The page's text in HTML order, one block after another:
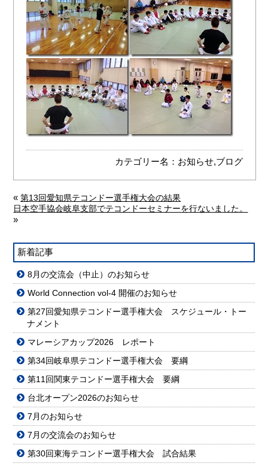
カテゴリー名： お知らせ ブログ
«第13回愛知県テコンドー選手権大会の結果
日本空手協会岐阜支部でテコンドーセミナーを行ないました。
»
新着記事
8月の交流会（中止）のお知らせ
World Connection vol-4 開催のお知らせ
第27回愛知県テコンドー選手権大会 スケジュール・トー
ナメント
マレーシアカップ2026 レポート
第34回岐阜県テコンドー選手権大会 要綱
第11回関東テコンドー選手権大会 要綱
台北オープン2026のお知らせ
7月のお知らせ
7月の交流会のお知らせ
第30回東海テコンドー選手権大会 試合結果